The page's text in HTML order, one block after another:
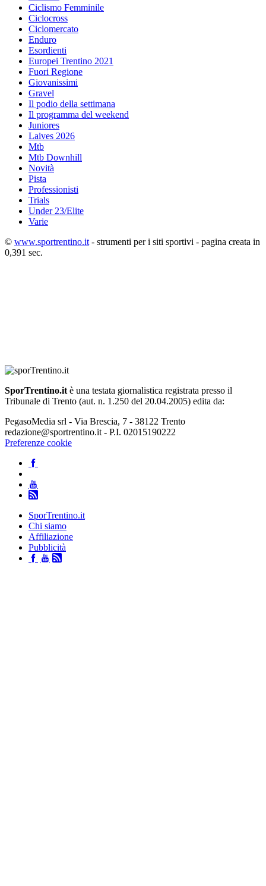
Ciclismo Femminile
Ciclocross
Ciclomercato
Enduro
Esordienti
Europei Trentino 2021
Fuori Regione
Giovanissimi
Gravel
Il podio della settimana
Il programma del weekend
Juniores
Laives 2026
Mtb
Mtb Downhill
Novità
Pista
Professionisti
Trials
Under 23/Elite
Varie
© www.sportrentino.it- strumenti per i siti sportivi - pagina creata in
0,391 sec.
SporTrentino.itè una testata giornalistica registrata presso il
Tribunale di Trento (aut. n. 1.250 del 20.04.2005) edita da:
PegasoMedia srl - Via Brescia, 7 - 38122 Trento
redazione@sportrentino.it - P.I. 02015190222
Preferenze cookie
SporTrentino.it
Chi siamo
Affiliazione
Pubblicità